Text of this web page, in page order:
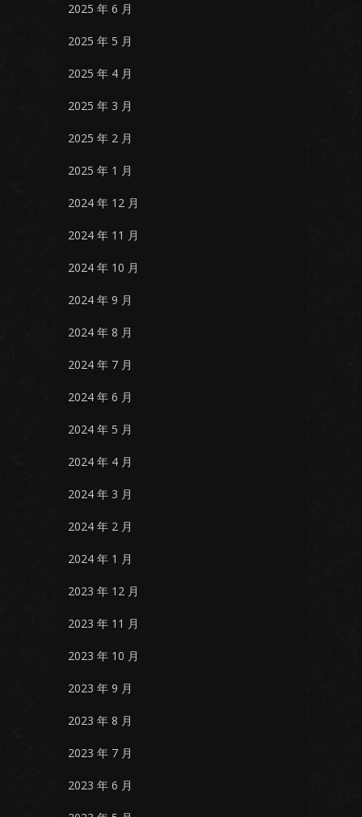
2025 年 6 月
2025 年 5 月
2025 年 4 月
2025 年 3 月
2025 年 2 月
2025 年 1 月
2024 年 12 月
2024 年 11 月
2024 年 10 月
2024 年 9 月
2024 年 8 月
2024 年 7 月
2024 年 6 月
2024 年 5 月
2024 年 4 月
2024 年 3 月
2024 年 2 月
2024 年 1 月
2023 年 12 月
2023 年 11 月
2023 年 10 月
2023 年 9 月
2023 年 8 月
2023 年 7 月
2023 年 6 月